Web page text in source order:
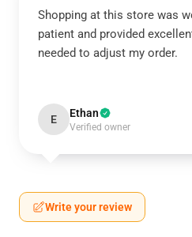
Shopping at this store was
patient and provided
needed to adjust my order.
E Ethan
Verified owner
Write your review